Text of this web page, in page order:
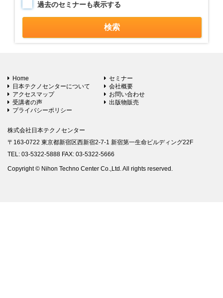
過去のセミナーも表示する
Home
セミナー
日本テクノセンターについて
会社概要
アクセスマップ
お問い合わせ
受講者の声
出版物販売
プライバシーポリシー
株式会社日本テクノセンター
〒163-0722 東京都新宿区西新宿2-7-1 新宿第一生命ビルディング22F
TEL: 03-5322-5888 FAX: 03-5322-5666
Copyright © Nihon Techno Center Co.,Ltd. All rights reserved.